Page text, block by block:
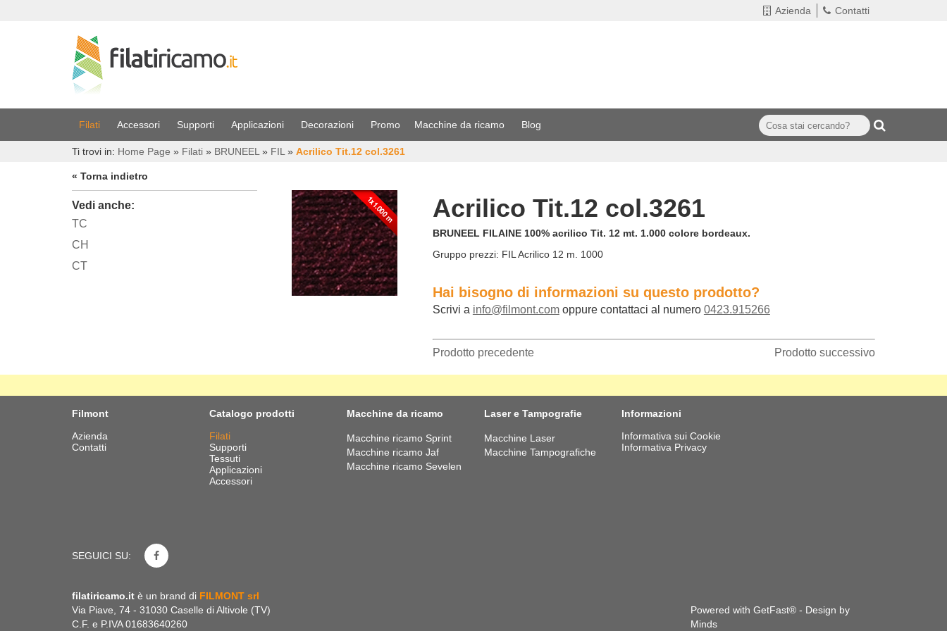
Azienda Contatti
Filati Accessori Supporti Applicazioni Decorazioni Promo Macchine da ricamo Blog
Ti trovi in: Home Page » Filati » BRUNEEL » FIL » Acrilico Tit.12 col.3261
« Torna indietro
Vedi anche:
TC
CH
CT
Acrilico Tit.12 col.3261
BRUNEEL FILAINE 100% acrilico Tit. 12 mt. 1.000 colore bordeaux.
Gruppo prezzi: FIL Acrilico 12 m. 1000
Hai bisogno di informazioni su questo prodotto?
Scrivi a info@filmont.comoppure contattaci al numero 0423.915266
Prodotto precedente Prodotto successivo
Filmont
Azienda
Contatti
Catalogo prodotti
Filati
Supporti
Tessuti
Applicazioni
Accessori
Macchine da ricamo
Macchine ricamo Sprint
Macchine ricamo Jaf
Macchine ricamo Sevelen
Laser e Tampografie
Macchine Laser
Macchine Tampografiche
Informazioni
Informativa sui Cookie
Informativa Privacy
SEGUICI SU:
filatiricamo.it è un brand di FILMONT srl
Via Piave, 74 - 31030 Caselle di Altivole (TV)
C.F. e P.IVA 01683640260
Powered with GetFast® - Design by
Minds